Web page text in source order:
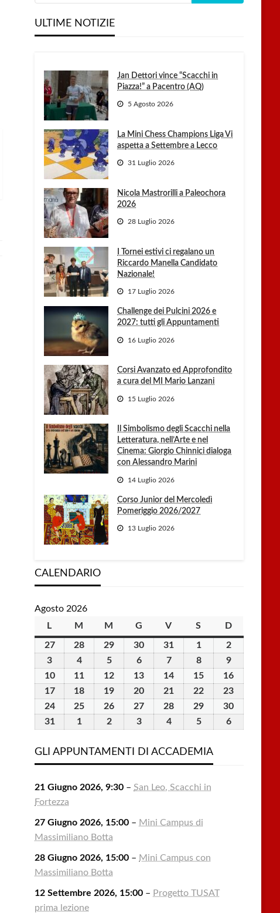
ULTIME NOTIZIE
Jan Dettori vince “Scacchi in
Piazza!” a Pacentro (AQ)
5 Agosto 2026
La Mini Chess Champions Liga Vi
aspetta a Settembre a Lecco
31 Luglio 2026
Nicola Mastrorilli a Paleochora
2026
28 Luglio 2026
I Tornei estivi ci regalano un
Riccardo Manella Candidato
Nazionale!
17 Luglio 2026
Challenge dei Pulcini 2026 e
2027: tutti gli Appuntamenti
16 Luglio 2026
Corsi Avanzato ed Approfondito
a cura del MI Mario Lanzani
15 Luglio 2026
Il Simbolismo degli Scacchi nella
Letteratura, nell’Arte e nel
Cinema: Giorgio Chinnici dialoga
con Alessandro Marini
14 Luglio 2026
Corso Junior del Mercoledì
Pomeriggio 2026/2027
13 Luglio 2026
CALENDARIO
Agosto 2026
L lunedìM martedì
M mercoledì
G giovedì
V venerdì
S sabatoDdomenica
2727
Luglio
2026
28
Luglio
2026
29
Luglio
2026
30
Luglio
2026
31
Luglio
2026
11
Agosto
2026
22
Agosto
2026
3
Agosto
2026
44
Agosto
2026
55
Agosto
2026
66
Agosto
2026
77
Agosto
2026
88
Agosto
2026
99
Agosto
2026
1010
Agosto
2026
11
Agosto
2026
12
Agosto
2026
13
Agosto
2026
14
Agosto
2026
15
Agosto
2026
16
1717
Agosto
18
Agosto
19
Agosto
20
Agosto
21
Agosto
22
Agosto
23
2424
Agosto
25
Agosto
26
Agosto
27
Agosto
28
Agosto
29
Agosto
30
3131
2026
11
2026
22
2026
33
2026
44
2026
55
2026
66
GLI APPUNTAMENTI DI ACCADEMIA
21 Giugno 2026, 9:30 –San Leo, Scacchi in
Fortezza
27 Giugno 2026, 15:00 – Mini Campus di
Massimiliano Botta
28 Giugno 2026, 15:00 – Mini Campus con
Massimiliano Botta
12 Settembre 2026, 15:00 – Progetto TUSAT
prima lezione